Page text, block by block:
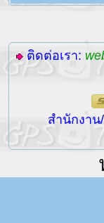
ติดต่อเรา:
สำนักงาน